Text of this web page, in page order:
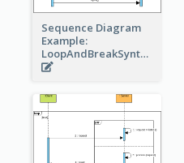
Sequence Diagram
Example:
LoopAndBreakSyntax